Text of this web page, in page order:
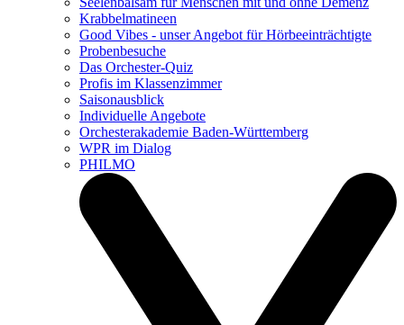
Krabbelmatineen
Good Vibes - unser Angebot für Hörbeeinträchtigte
Probenbesuche
Das Orchester-Quiz
Profis im Klassenzimmer
Saisonausblick
Individuelle Angebote
Orchesterakademie Baden-Württemberg
WPR im Dialog
PHILMO